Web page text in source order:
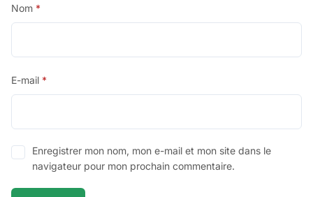
Nom *
E-mail *
Enregistrer mon nom, mon e-mail et mon site dans le
navigateur pour mon prochain commentaire.